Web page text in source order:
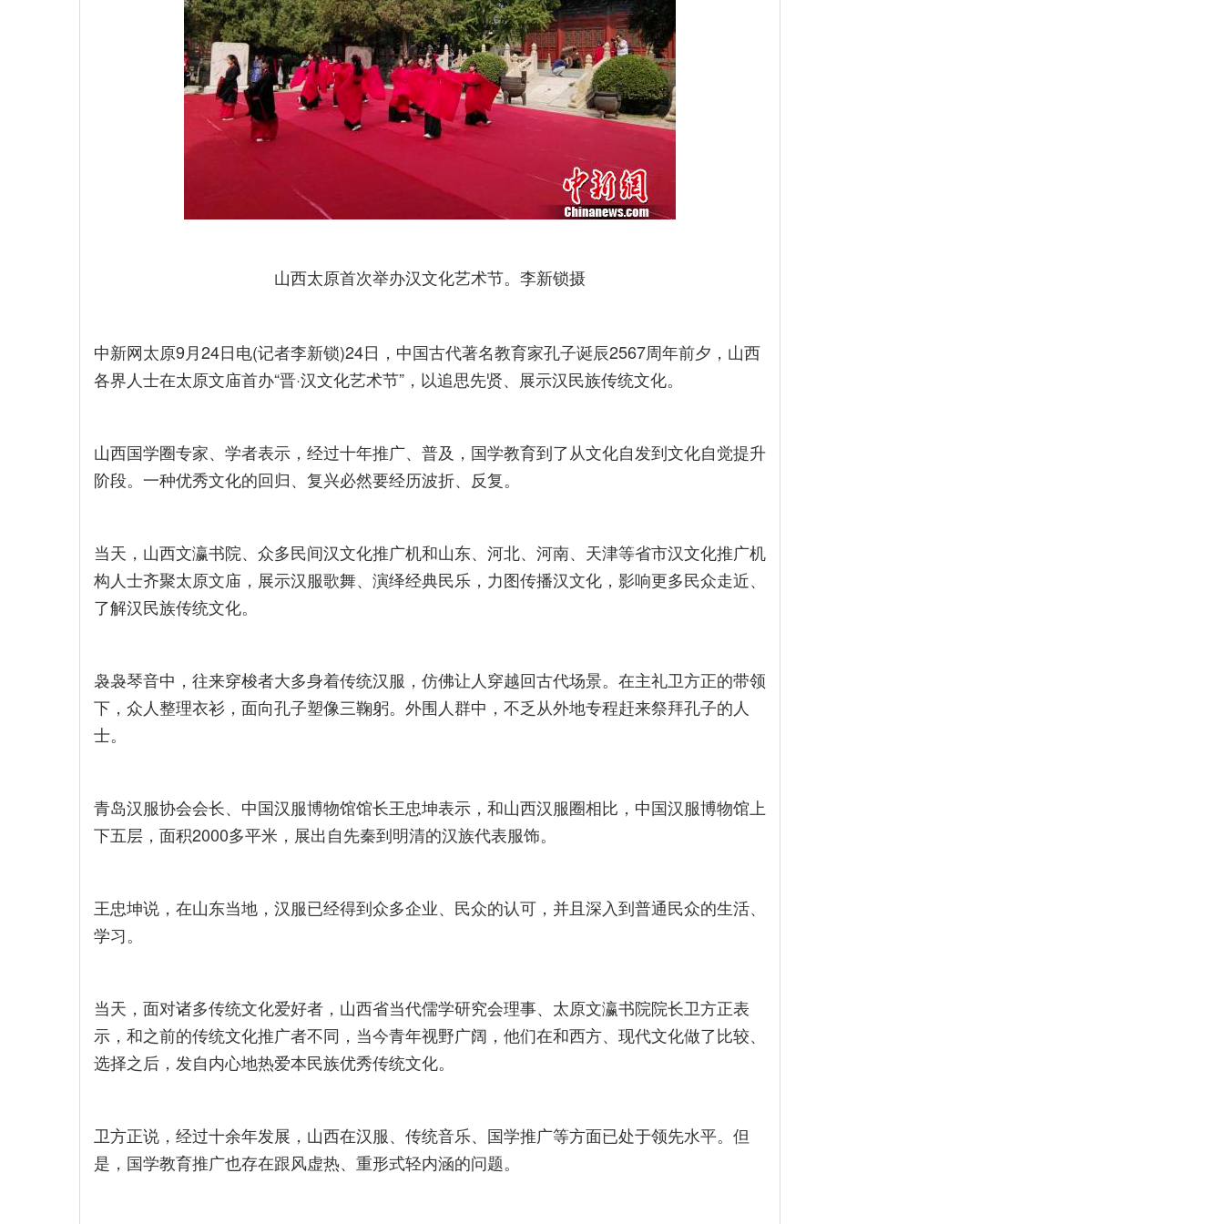
山西太原首次举办汉文化艺术节。李新锁摄
中新网太原9月24日电(记者李新锁)24日，中国古代著名教育家孔子诞辰2567周年前夕，山西
各界人士在太原文庙首办“晋·汉文化艺术节”，以追思先贤、展示汉民族传统文化。
山西国学圈专家、学者表示，经过十年推广、普及，国学教育到了从文化自发到文化自觉提升
阶段。一种优秀文化的回归、复兴必然要经历波折、反复。
当天，山西文瀛书院、众多民间汉文化推广机和山东、河北、河南、天津等省市汉文化推广机
构人士齐聚太原文庙，展示汉服歌舞、演绎经典民乐，力图传播汉文化，影响更多民众走近、
了解汉民族传统文化。
袅袅琴音中，往来穿梭者大多身着传统汉服，仿佛让人穿越回古代场景。在主礼卫方正的带领
下，众人整理衣衫，面向孔子塑像三鞠躬。外围人群中，不乏从外地专程赶来祭拜孔子的人
士。
青岛汉服协会会长、中国汉服博物馆馆长王忠坤表示，和山西汉服圈相比，中国汉服博物馆上
下五层，面积2000多平米，展出自先秦到明清的汉族代表服饰。
王忠坤说，在山东当地，汉服已经得到众多企业、民众的认可，并且深入到普通民众的生活、
学习。
当天，面对诸多传统文化爱好者，山西省当代儒学研究会理事、太原文瀛书院院长卫方正表
示，和之前的传统文化推广者不同，当今青年视野广阔，他们在和西方、现代文化做了比较、
选择之后，发自内心地热爱本民族优秀传统文化。
卫方正说，经过十余年发展，山西在汉服、传统音乐、国学推广等方面已处于领先水平。但
是，国学教育推广也存在跟风虚热、重形式轻内涵的问题。